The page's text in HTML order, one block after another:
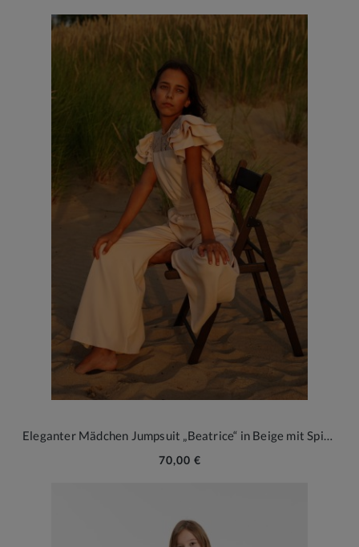
Eleganter Mädchen Jumpsuit „Beatrice“ in Beige mit Spitzenrücken
70,00 €